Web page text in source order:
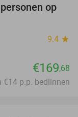
op
9.4 star
€169,68
€14 p.p. bedlinnen